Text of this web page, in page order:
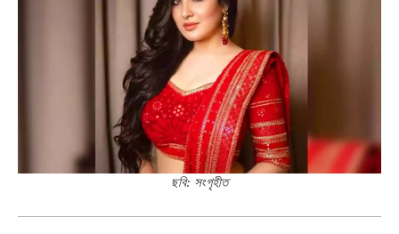
ছবি: সংগৃহীত